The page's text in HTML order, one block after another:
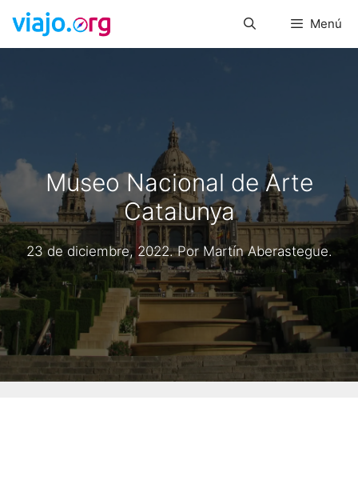
Saltar
contenido
Menú
Museo Nacional de Arte
Catalunya
23 de diciembre, 2022. Por Martín Aberastegue.